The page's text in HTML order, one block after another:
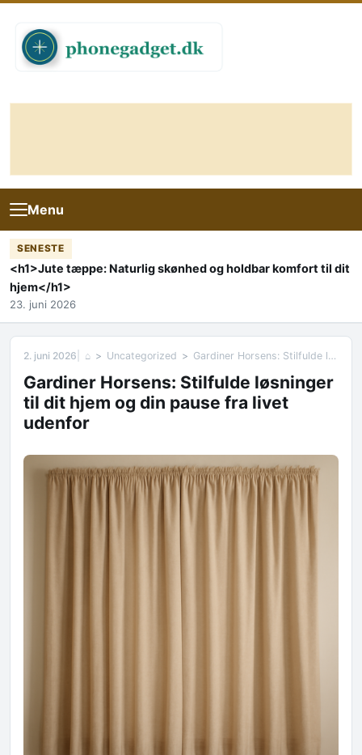
Menu
SENESTE
<h1>Jute tæppe: Naturlig skønhed og holdbar komfort til dit
hjem</h1>
23. juni 2026
2. juni 2026 ⌂ Uncategorized Gardiner Horsens: Stilfulde løsninger til dit hjem og din pause fra livet udenfor
Gardiner Horsens: Stilfulde løsninger
til dit hjem og din pause fra livet
udenfor